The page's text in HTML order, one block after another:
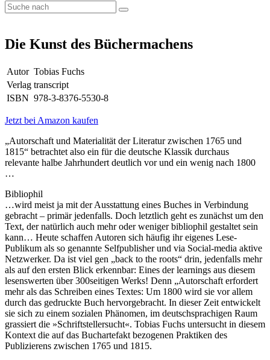
Die Kunst des Büchermachens
Autor Tobias Fuchs
Verlag transcript
ISBN 978-3-8376-5530-8
Jetzt bei Amazon kaufen
„Autorschaft und Materialität der Literatur zwischen 1765 und
1815“ betrachtet also ein für die deutsche Klassik durchaus
relevante halbe Jahrhundert deutlich vor und ein wenig nach 1800
…
Bibliophil
…wird meist ja mit der Ausstattung eines Buches in Verbindung
gebracht – primär jedenfalls. Doch letztlich geht es zunächst um den
Text, der natürlich auch mehr oder weniger bibliophil gestaltet sein
kann… Heute schaffen Autoren sich häufig ihr eigenes Lese-
Publikum als so genannte Selfpublisher und via Social-media aktive
Netzwerker. Da ist viel gen „back to the roots“ drin, jedenfalls mehr
als auf den ersten Blick erkennbar: Eines der learnings aus diesem
lesenswerten über 300seitigen Werks! Denn „Autorschaft erfordert
mehr als das Schreiben eines Textes: Um 1800 wird sie vor allem
durch das gedruckte Buch hervorgebracht. In dieser Zeit entwickelt
sie sich zu einem sozialen Phänomen, im deutschsprachigen Raum
grassiert die »Schriftstellersucht«. Tobias Fuchs untersucht in diesem
Kontext die auf das Buchartefakt bezogenen Praktiken des
Publizierens zwischen 1765 und 1815.